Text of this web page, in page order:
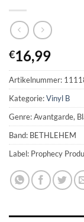
€16,99
Artikelnummer:
Kategorie:Vinyl B
Genre: Avantgarde,
Band: BETHLEHEM
Label: Prophecy